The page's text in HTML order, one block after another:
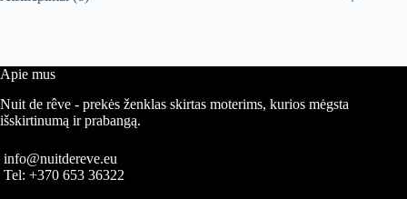
Apie mus
Nuit de rêve - prekės ženklas skirtas moterims, kurios mėgsta
išskirtinumą ir prabangą.
info@nuitdereve.eu
Tel: +370 653 36322